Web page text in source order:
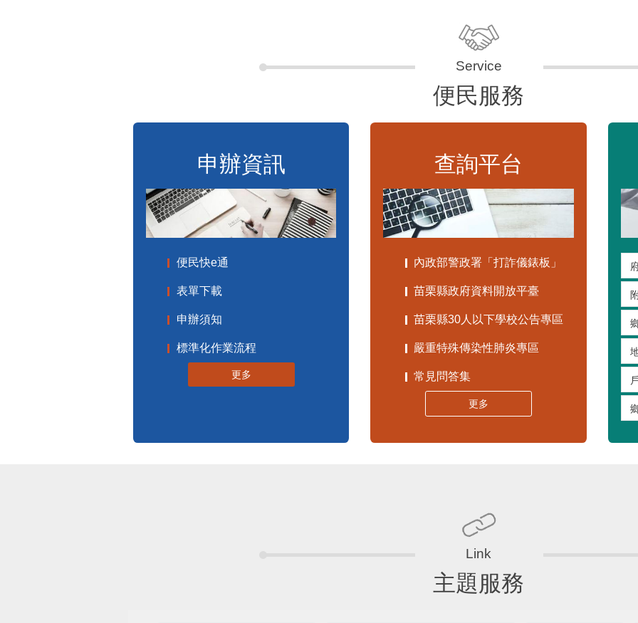
便民服務
申辦資訊
便民快e通
表單下載
申辦須知
標準化作業流程
更多
查詢平台
內政部警政署「打詐儀錶板」
苗栗縣政府資料開放平臺
苗栗縣30人以下學校公告專區
嚴重特殊傳染性肺炎專區
常見問答集
更多
主題服務